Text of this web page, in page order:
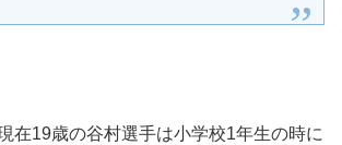
在19歳の谷村選手は小学校1年生の時に